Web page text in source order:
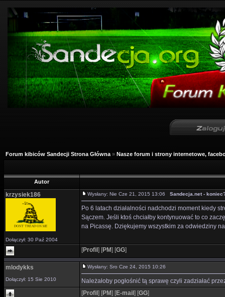
Forum kibiców Sandecji Strona Główna » Nasze forum i strony internetowe,
Autor
krzysiek186
Dołączył: 30 Paź 2004
Wysłany: Nie Cze 21, 2015 13:06 Sandecja.net -
Po 6 latach działalności nadchodzi moment kiedy
Sączem. Jeśli ktoś chciałby kontynuować to co
na Picassę. Dziękujemy wszystkim za odwiedziny
[Profil ] [PM] [GG]
mlodykks
Dołączył: 15 Sie 2010
Wysłany: Sro Cze 24, 2015 10:26
Należałoby pogłośnić tą sprawę czyli zadziałać
[Profil ] [PM] [E-mail ] [GG]